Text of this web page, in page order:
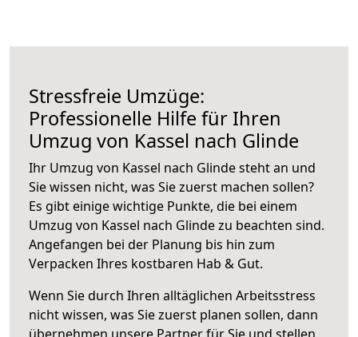
Stressfreie Umzüge:
Professionelle Hilfe für Ihren
Umzug von Kassel nach Glinde
Ihr Umzug von Kassel nach Glinde steht an und
Sie wissen nicht, was Sie zuerst machen sollen?
Es gibt einige wichtige Punkte, die bei einem
Umzug von Kassel nach Glinde zu beachten sind.
Angefangen bei der Planung bis hin zum
Verpacken Ihres kostbaren Hab & Gut.
Wenn Sie durch Ihren alltäglichen Arbeitsstress
nicht wissen, was Sie zuerst planen sollen, dann